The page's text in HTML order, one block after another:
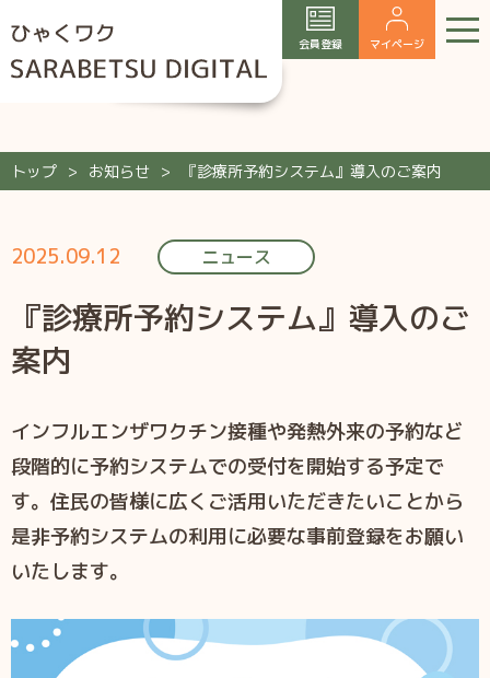
会員登録 マイページ
トップ お知らせ 『診療所予約システム』導入のご案内
2025.09.12 ニュース
『診療所予約システム』導入のご
案内
インフルエンザワクチン接種や発熱外来の予約など
段階的に予約システムでの受付を開始する予定で
す。住民の皆様に広くご活用いただきたいことから
是非予約システムの利用に必要な事前登録をお願い
いたします。